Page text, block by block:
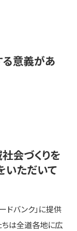
る意義があ
会づくりを
いただいて
ドバンク」に提供
ちは全道各地に広